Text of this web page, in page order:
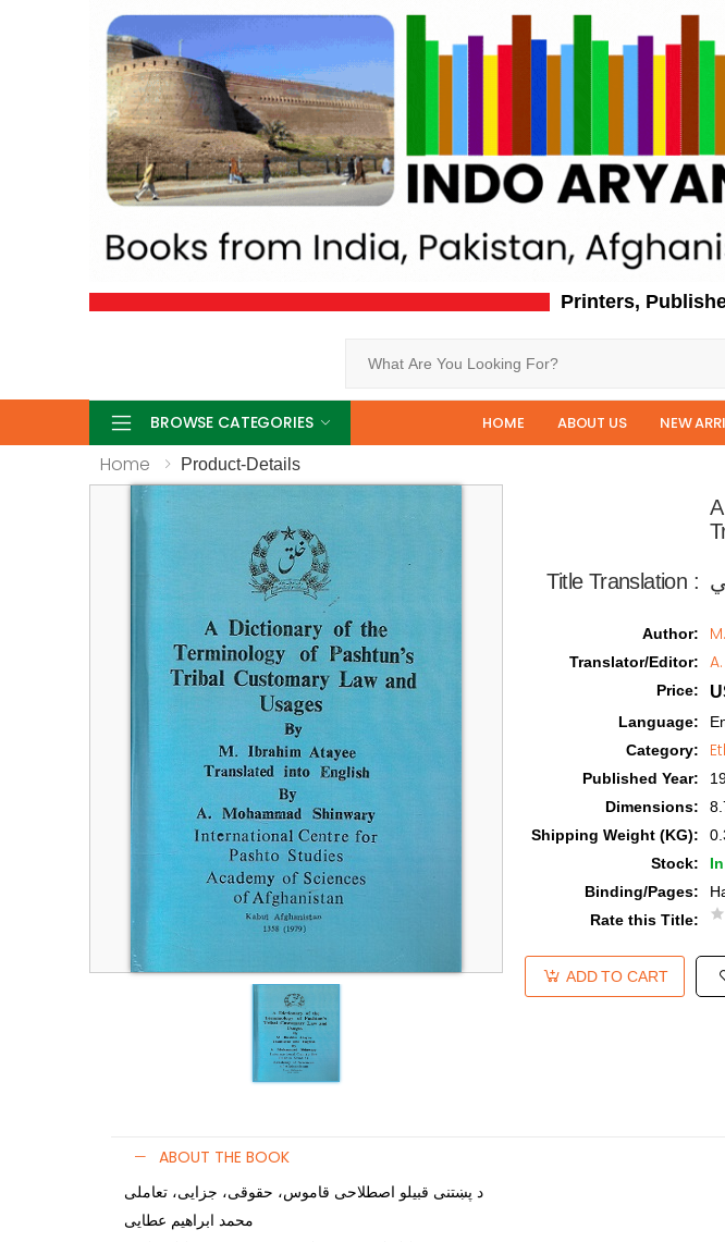
Printers,
BROWSE CATEGORIES HOME ABOUT US NEW
Home Product-Details
Title Translation :
Author:
Translator/Editor:
Price:
Language:
Category:
Published Year:
Dimensions:
Shipping Weight (KG):
Stock:
Binding/Pages:
Rate this Title:
ADD TO CART
ABOUT THE BOOK